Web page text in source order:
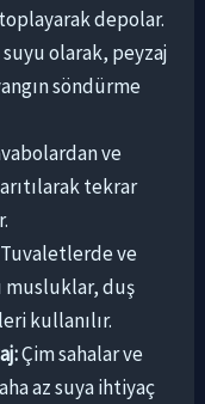
depolar.
olarak, peyzaj
söndürme
ve
tekrar
Tuvaletlerde ve
musluklar, duş
kullanılır.
Çim sahalar ve
az suya ihtiyaç